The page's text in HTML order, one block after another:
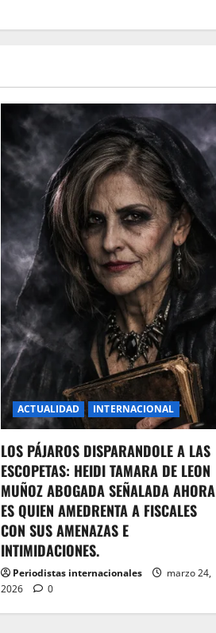
ACTUALIDAD INTERNACIONAL
LOS PÁJAROS DISPARANDOLE A LAS
ESCOPETAS: HEIDI TAMARA DE LEON
MUÑOZ ABOGADA SEÑALADA AHORA
ES QUIEN AMEDRENTA A FISCALES
CON SUS AMENAZAS E
INTIMIDACIONES.
Periodistas internacionales
marzo 24,
2026
0